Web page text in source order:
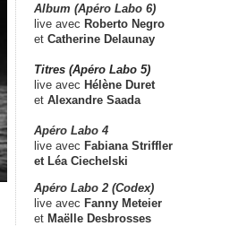
Album (Apéro Labo 6)
live avec Roberto Negro
et Catherine Delaunay
Titres (Apéro Labo 5)
live avec Hélène Duret
et Alexandre Saada
Apéro Labo 4
live avec Fabiana Striffler
et Léa Ciechelski
Apéro Labo 2 (Codex)
live avec Fanny Meteier
et Maëlle Desbrosses